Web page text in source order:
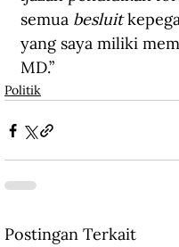
semua besluit
yang saya miliki
MD.”
Politik
Postingan Terkait